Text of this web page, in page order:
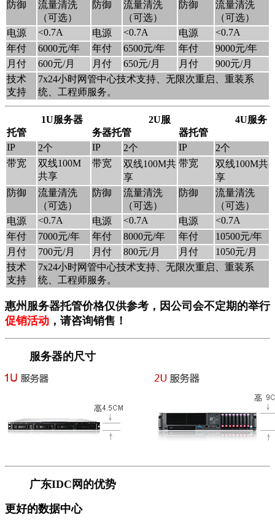
防御
流量清洗
（可选）
防御
流量清洗
（可选）
防御
流量清洗
（可选）
电源
<0.7A 电源 <0.7A 电源
<0.7A
年付
6000元/年 年付 6500元/年 年付
9000元/年
月付
600元/月 月付 650元/月 月付
900元/月
技术
支持
7x24小时网管中心技术支持、无限次重启、重装系
统、工程师服务。
1U服务器
托管
2U服
务器托管
4U服务
器托管
IP
2个 IP 2个 IP
2个
带宽
双线100M
共享
带宽
双线100M共
享
带宽
双线100M共
享
防御
流量清洗
（可选）
防御
流量清洗
（可选）
防御
流量清洗
（可选）
电源
<0.7A 电源 <0.7A 电源
<0.7A
年付
7000元/年 年付 8000元/年 年付
10500元/年
月付
700元/月 月付 800元/月 月付
1050元/月
技术
支持
7x24小时网管中心技术支持、无限次重启、重装系
统、工程师服务。
惠州服务器托管价格仅供参考，因公司会不定期的举行
促销活动 ，请咨询销售！
服务器的尺寸
广东IDC网的优势
更好的数据中心